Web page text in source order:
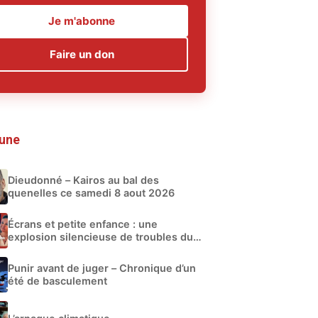
Je m'abonne
Faire un don
Dieudonné – Kairos au bal des
quenelles ce samedi 8 aout 2026
Écrans et petite enfance : une
explosion silencieuse de troubles du
Punir avant de juger – Chronique d’un
été de basculement